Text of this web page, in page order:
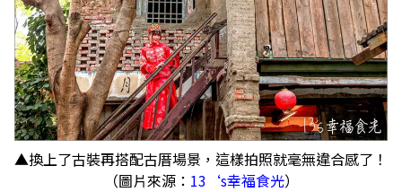
▲換上了古裝再搭配古厝場景，這樣拍照就毫無違合感了！
（圖片來源： 13‘s幸福食光）